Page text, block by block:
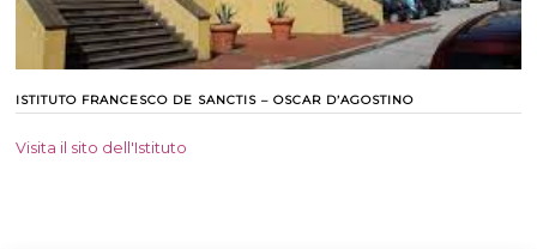
ISTITUTO FRANCESCO DE SANCTIS – OSCAR D’AGOSTINO
Visita il sito dell'Istituto